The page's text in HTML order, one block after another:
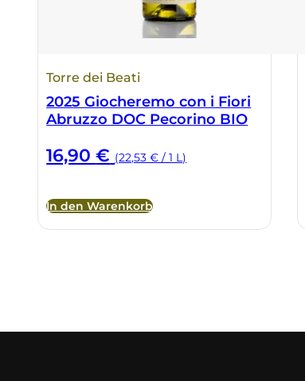
Torre dei Beati
2025 Giocheremo con i Fiori
Abruzzo DOC Pecorino BIO
16,90€ (22,53 € / 1 L)
In den Warenkorb